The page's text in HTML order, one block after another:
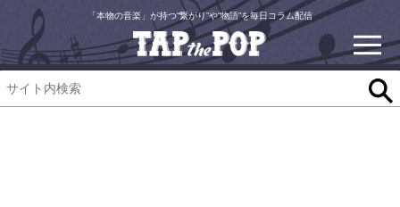
「本物の音楽」が持つ“繋がり”や“物語”を毎日コラム配信